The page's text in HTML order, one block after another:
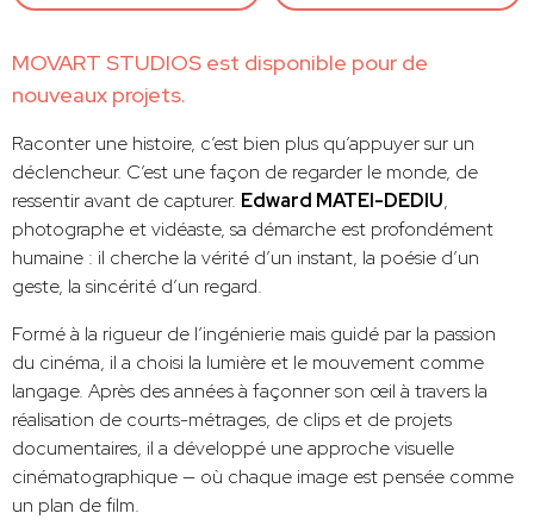
MOVART STUDIOS est disponible pour de
nouveaux projets.
Raconter une histoire, c’est bien plus qu’appuyer sur un
déclencheur. C’est une façon de regarder le monde, de
ressentir avant de capturer. Edward MATEI-DEDIU,
photographe et vidéaste, sa démarche est profondément
humaine : il cherche la vérité d’un instant, la poésie d’un
geste, la sincérité d’un regard.
Formé à la rigueur de l’ingénierie mais guidé par la passion
du cinéma, il a choisi la lumière et le mouvement comme
langage. Après des années à façonner son œil à travers la
réalisation de courts-métrages, de clips et de projets
documentaires, il a développé une approche visuelle
cinématographique — où chaque image est pensée comme
un plan de film.